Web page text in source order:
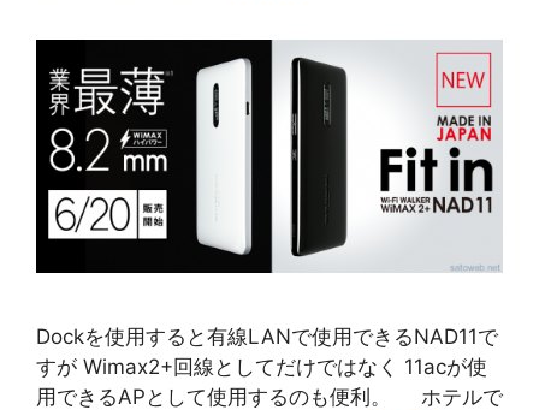
Dockを使用すると有線LANで使用できるNAD11で
すが Wimax2+回線としてだけではなく 11acが使
用できるAPとして使用するのも便利。 ホテルで